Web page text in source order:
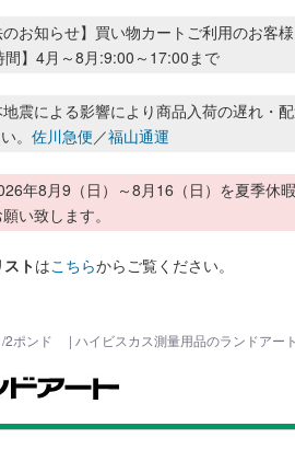
のお知らせ】買い物カートご利用のお客
】4月～8月:9:00～17:00まで
震による影響により商品入荷の遅れ・
。 佐川急便／福山通運
年8月9（日）～8月16（日）を夏季休
い致します。
トはこちらからご覧ください。
ンド | ハイビスカス測量用品のランドアー